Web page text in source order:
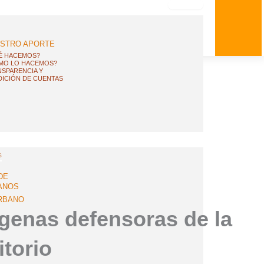
APORTE
HACEMOS?
LO HACEMOS?
Y
DE CUENTAS
defensoras de la